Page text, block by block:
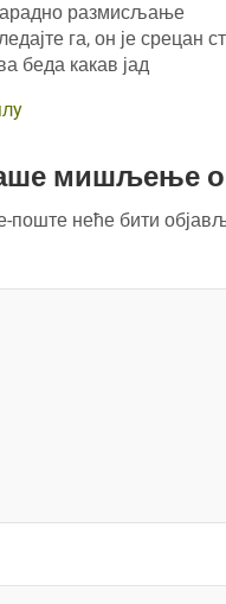
размисљање
га, он је срецан
беда какав јад
мишљење
поште неће бити